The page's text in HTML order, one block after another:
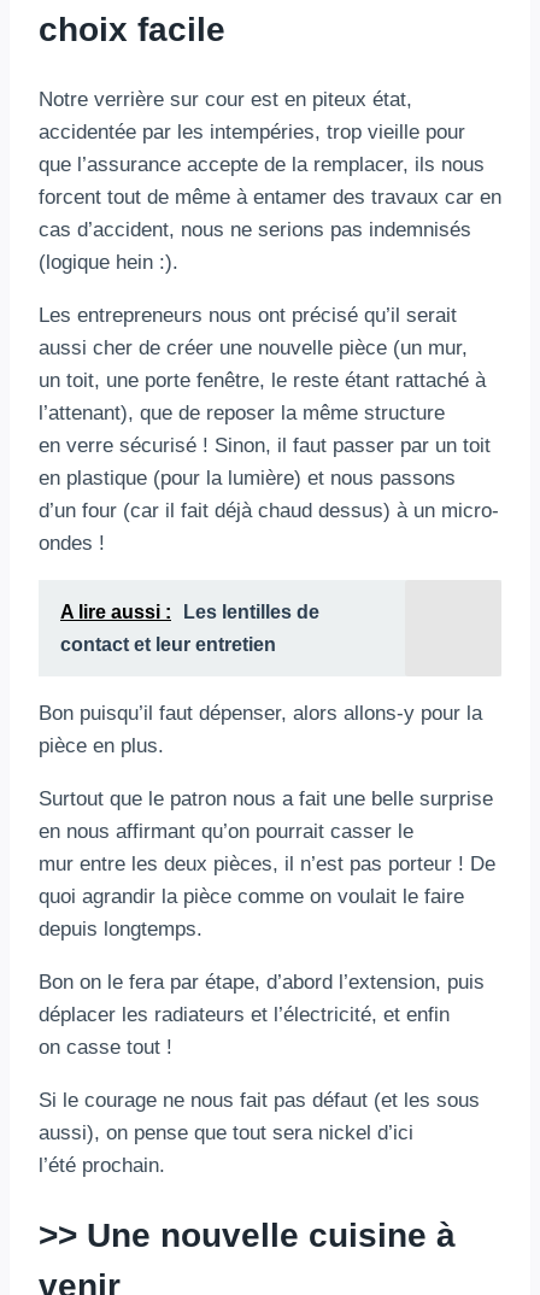
choix facile
Notre verrière sur cour est en piteux état,
accidentée par les intempéries, trop vieille pour
que l’assurance accepte de la remplacer, ils nous
forcent tout de même à entamer des travaux car en
cas d’accident, nous ne serions pas indemnisés
(logique hein :).
Les entrepreneurs nous ont précisé qu’il serait
aussi cher de créer une nouvelle pièce (un mur,
un toit, une porte fenêtre, le reste étant rattaché à
l’attenant), que de reposer la même structure
en verre sécurisé ! Sinon, il faut passer par un toit
en plastique (pour la lumière) et nous passons
d’un four (car il fait déjà chaud dessus) à un micro-
ondes !
A lire aussi :
Les lentilles de
contact et leur entretien
Bon puisqu’il faut dépenser, alors allons-y pour la
pièce en plus.
Surtout que le patron nous a fait une belle surprise
en nous affirmant qu’on pourrait casser le
mur entre les deux pièces, il n’est pas porteur ! De
quoi agrandir la pièce comme on voulait le faire
depuis longtemps.
Bon on le fera par étape, d’abord l’extension, puis
déplacer les radiateurs et l’électricité, et enfin
on casse tout !
Si le courage ne nous fait pas défaut (et les sous
aussi), on pense que tout sera nickel d’ici
l’été prochain.
>> Une nouvelle cuisine à
venir